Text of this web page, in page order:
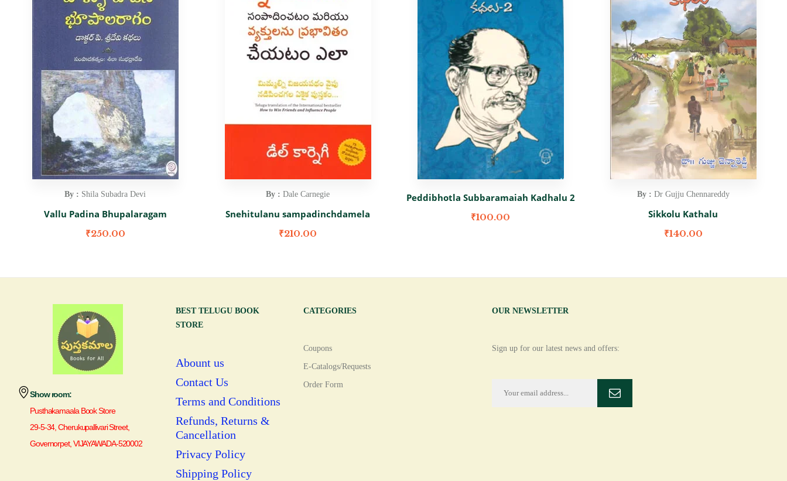
By : Shila Subadra Devi
Vallu Padina Bhupalaragam
₹250.00
By : Dale Carnegie
Snehitulanu sampadinchdamela
₹210.00
Peddibhotla Subbaramaiah Kadhalu 2
₹100.00
By : Dr Gujju Chennareddy
Sikkolu Kathalu
₹140.00
Show room:
Pusthakamaala Book Store
29-5-34, Cherukupallivari Street,
Governorpet, VIJAYAWADA-520002
BEST TELUGU BOOK
STORE
Abount us
Contact Us
Terms and Conditions
Refunds, Returns &
Cancellation
Privacy Policy
Shipping Policy
CATEGORIES
Coupons
E-Catalogs/Requests
Order Form
OUR NEWSLETTER
Sign up for our latest news and offers: